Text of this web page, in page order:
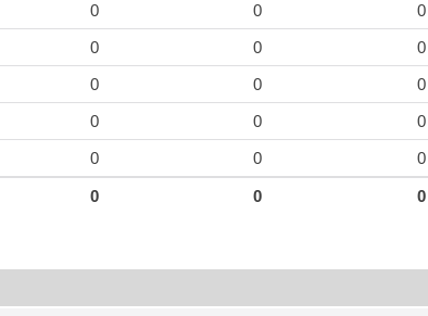
0 0 0
0 0 0
0 0 0
0 0 0
0 0 0
0 0 0